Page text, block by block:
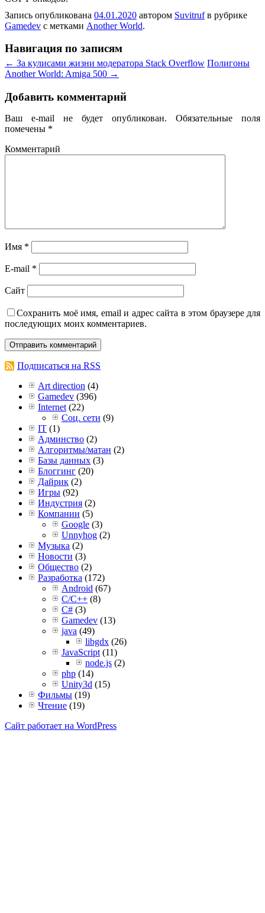
Запись опубликована 04.01.2020 автором Suvitrufв рубрике
Gamedev с метками Another World.
Навигация по записям
← За кулисами жизни модератора Stack Overflow Полигоны
Another World: Amiga 500 →
Добавить комментарий
Ваш e-mail не будет опубликован. Обязательные поля
помечены *
Комментарий
Имя *
E-mail *
Сайт
Сохранить моё имя, email и адрес сайта в этом браузере для
последующих моих комментариев.
Подписаться на RSS
Art direction (4)
Gamedev (396)
Internet (22)
Соц. сети (9)
IT (1)
Админство (2)
Алгоритмы/матан (2)
Базы данных (3)
Блоггинг (20)
Дайрик (2)
Игры (92)
Индустрия (2)
Компании (5)
Google (3)
Unnyhog (2)
Музыка (2)
Новости (3)
Общество (2)
Разработка (172)
Android (67)
C/C++ (8)
C# (3)
Gamedev (13)
java (49)
libgdx (26)
JavaScript (11)
node.js (2)
php (14)
Unity3d (15)
Фильмы (19)
Чтение (19)
Сайт работает на WordPress